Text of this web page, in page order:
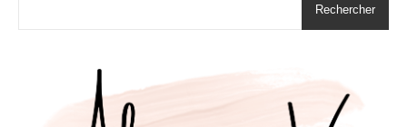
Rechercher